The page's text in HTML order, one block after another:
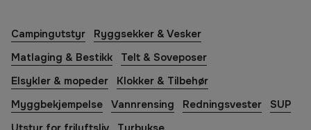
Campingutstyr
Ryggsekker & Vesker
Matlaging & Bestikk
Telt & Soveposer
Elsykler & mopeder
Klokker & Tilbehør
Myggbekjempelse Vannrensing Redningsvester
SUP